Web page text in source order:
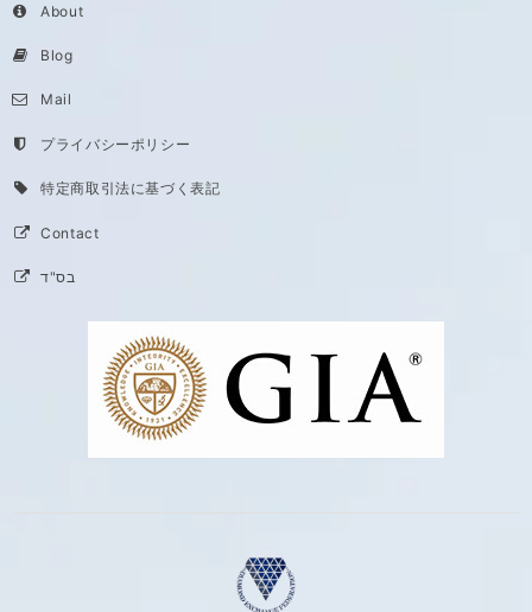
About
Blog
Mail
プライバシーポリシー
特定商取引法に基づく表記
Contact
בס"ד